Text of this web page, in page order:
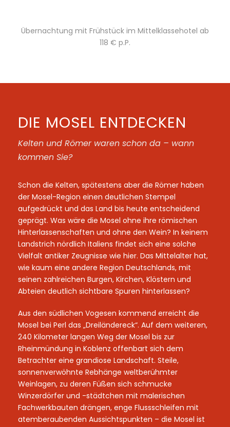
Übernachtung mit Frühstück im Mittelklassehotel ab
118 € p.P.
DIE MOSEL ENTDECKEN
Kelten und Römer waren schon da – wann
kommen Sie?
Schon die Kelten, spätestens aber die Römer haben
der Mosel-Region einen deutlichen Stempel
aufgedrückt und das Land bis heute entscheidend
geprägt. Was wäre die Mosel ohne ihre römischen
Hinterlassenschaften und ohne den Wein? In keinem
Landstrich nördlich Italiens findet sich eine solche
Vielfalt antiker Zeugnisse wie hier. Das Mittelalter hat,
wie kaum eine andere Region Deutschlands, mit
seinen zahlreichen Burgen, Kirchen, Klöstern und
Abteien deutlich sichtbare Spuren hinterlassen?
Aus den südlichen Vogesen kommend erreicht die
Mosel bei Perl das „Dreiländereck“. Auf dem weiteren,
240 Kilometer langen Weg der Mosel bis zur
Rheinmündung in Koblenz offenbart sich dem
Betrachter eine grandiose Landschaft. Steile,
sonnenverwöhnte Rebhänge weltberühmter
Weinlagen, zu deren Füßen sich schmucke
Winzerdörfer und -städtchen mit malerischen
Fachwerkbauten drängen, enge Flussschleifen mit
atemberaubenden Aussichtspunkten – die Mosel ist